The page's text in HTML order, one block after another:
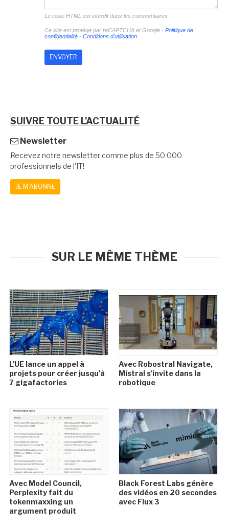
Le code HTML est interdit dans les commentaires
Ce site est protégé par reCAPTCHA et Google - Politique de
confidentialité- Conditions d'utilisation
SUIVRE TOUTE L'ACTUALITÉ
Newsletter
Recevez notre newsletter comme plus de 50 000
professionnels de l'IT!
JE M'ABONNE
SUR LE MÊME THÈME
L'UE lance un appel à
projets pour créer jusqu'à
7 gigafactories
Avec Robostral Navigate,
Mistral s'invite dans la
robotique
Avec Model Council,
Perplexity fait du
tokenmaxxing un
argument produit
Black Forest Labs génère
des vidéos en 20 secondes
avec Flux 3